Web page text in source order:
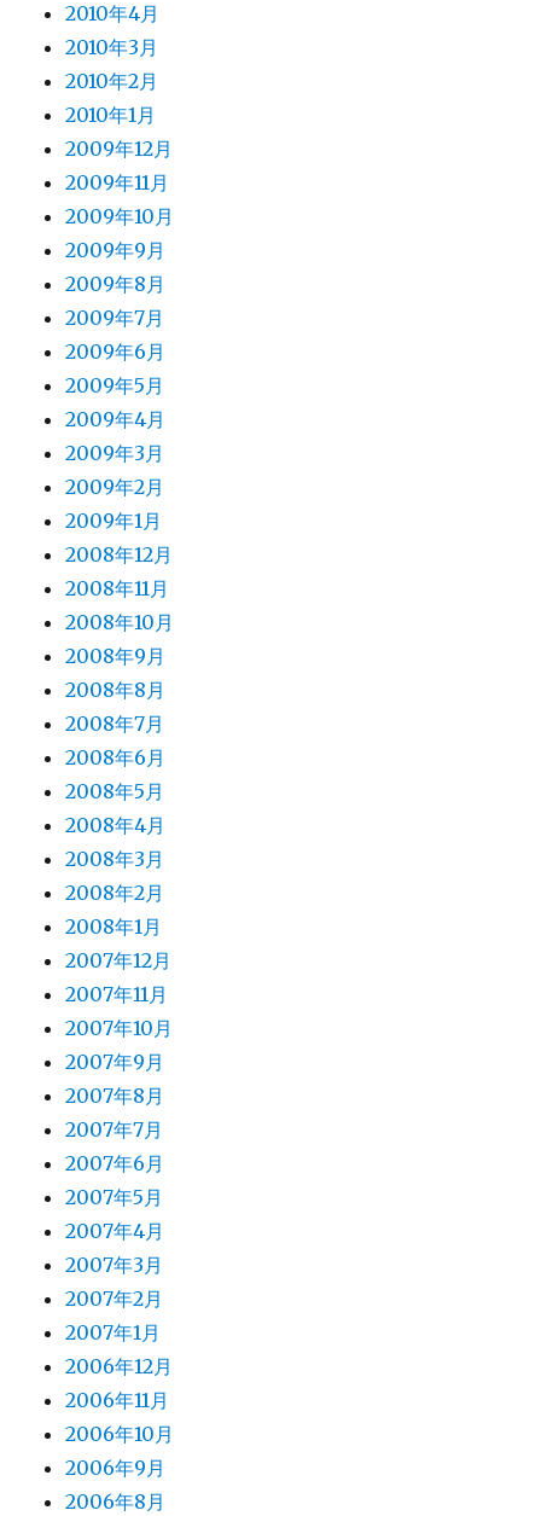
2010年4月
2010年3月
2010年2月
2010年1月
2009年12月
2009年11月
2009年10月
2009年9月
2009年8月
2009年7月
2009年6月
2009年5月
2009年4月
2009年3月
2009年2月
2009年1月
2008年12月
2008年11月
2008年10月
2008年9月
2008年8月
2008年7月
2008年6月
2008年5月
2008年4月
2008年3月
2008年2月
2008年1月
2007年12月
2007年11月
2007年10月
2007年9月
2007年8月
2007年7月
2007年6月
2007年5月
2007年4月
2007年3月
2007年2月
2007年1月
2006年12月
2006年11月
2006年10月
2006年9月
2006年8月